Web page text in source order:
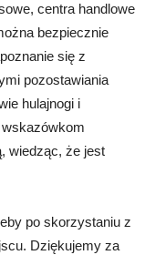
centra handlowe
bezpiecznie
się z
pozostawiania
hulajnogi i
wiedząc, że jest
po skorzystaniu z
Dziękujemy za